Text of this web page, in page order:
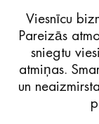
Viesnīcu
Pareizās
sniegtu
atmiņas.
un